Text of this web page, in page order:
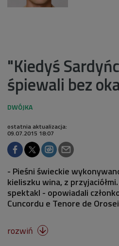
"Kiedyś
śpiewali bez
ostatnia aktualizacja:
09.07.2015 18:07
- Pieśni świeckie
kieliszku wina, z
spektakl - opowiadali
Cuncordu e Tenore de
rozwiń 